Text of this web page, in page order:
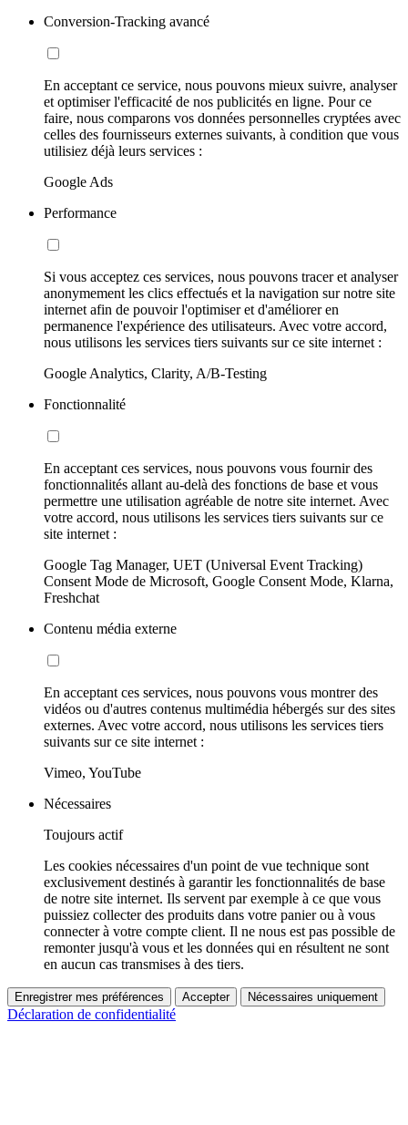
Conversion-Tracking avancé
En acceptant ce service, nous pouvons mieux suivre, analyser
et optimiser l'efficacité de nos publicités en ligne. Pour ce
faire, nous comparons vos données personnelles cryptées avec
celles des fournisseurs externes suivants, à condition que vous
utilisiez déjà leurs services :
Google Ads
Performance
Si vous acceptez ces services, nous pouvons tracer et analyser
anonymement les clics effectués et la navigation sur notre site
internet afin de pouvoir l'optimiser et d'améliorer en
permanence l'expérience des utilisateurs. Avec votre accord,
nous utilisons les services tiers suivants sur ce site internet :
Google Analytics, Clarity, A/B-Testing
Fonctionnalité
En acceptant ces services, nous pouvons vous fournir des
fonctionnalités allant au-delà des fonctions de base et vous
permettre une utilisation agréable de notre site internet. Avec
votre accord, nous utilisons les services tiers suivants sur ce
site internet :
Google Tag Manager, UET (Universal Event Tracking)
Consent Mode de Microsoft, Google Consent Mode, Klarna,
Freshchat
Contenu média externe
En acceptant ces services, nous pouvons vous montrer des
vidéos ou d'autres contenus multimédia hébergés sur des sites
externes. Avec votre accord, nous utilisons les services tiers
suivants sur ce site internet :
Vimeo, YouTube
Nécessaires
Toujours actif
Les cookies nécessaires d'un point de vue technique sont
exclusivement destinés à garantir les fonctionnalités de base
de notre site internet. Ils servent par exemple à ce que vous
puissiez collecter des produits dans votre panier ou à vous
connecter à votre compte client. Il ne nous est pas possible de
remonter jusqu'à vous et les données qui en résultent ne sont
en aucun cas transmises à des tiers.
Enregistrer mes préférences Accepter Nécessaires uniquement
Déclaration de confidentialité